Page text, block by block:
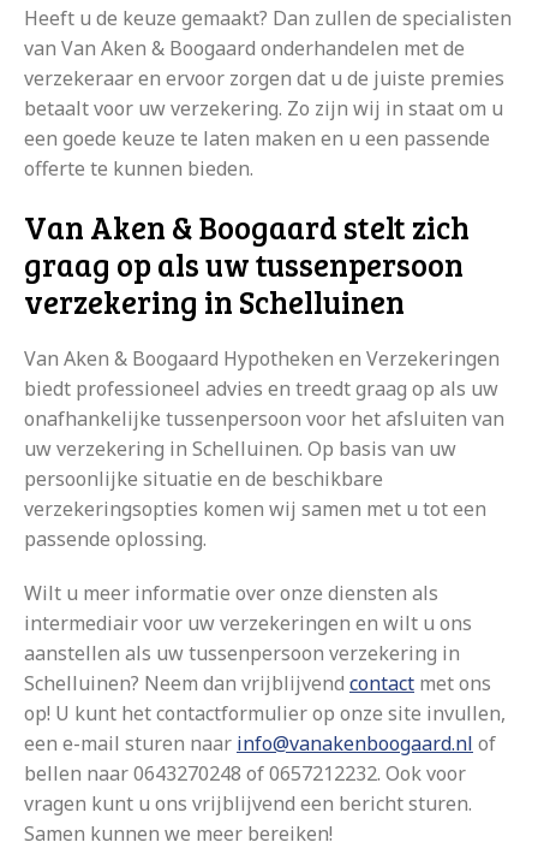
Heeft u de keuze gemaakt? Dan zullen de specialisten
van Van Aken & Boogaard onderhandelen met de
verzekeraar en ervoor zorgen dat u de juiste premies
betaalt voor uw verzekering. Zo zijn wij in staat om u
een goede keuze te laten maken en u een passende
offerte te kunnen bieden.
Van Aken & Boogaard stelt zich
graag op als uw tussenpersoon
verzekering in Schelluinen
Van Aken & Boogaard Hypotheken en Verzekeringen
biedt professioneel advies en treedt graag op als uw
onafhankelijke tussenpersoon voor het afsluiten van
uw verzekering in Schelluinen. Op basis van uw
persoonlijke situatie en de beschikbare
verzekeringsopties komen wij samen met u tot een
passende oplossing.
Wilt u meer informatie over onze diensten als
intermediair voor uw verzekeringen en wilt u ons
aanstellen als uw tussenpersoon verzekering in
Schelluinen? Neem dan vrijblijvend contact met ons
op! U kunt het contactformulier op onze site invullen,
een e-mail sturen naar info@vanakenboogaard.nl of
bellen naar 0643270248 of 0657212232. Ook voor
vragen kunt u ons vrijblijvend een bericht sturen.
Samen kunnen we meer bereiken!